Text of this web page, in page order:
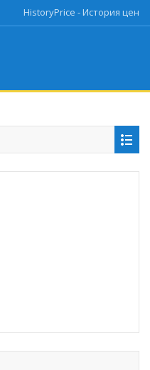
HistoryPrice - История цен